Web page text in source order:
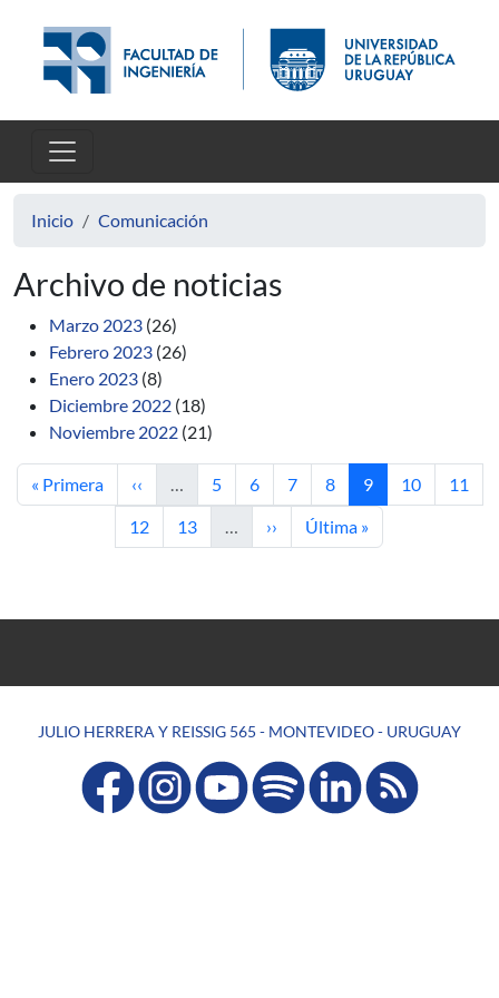
Inicio Comunicación
Archivo de noticias
Marzo 2023 (26)
Febrero 2023 (26)
Enero 2023 (8)
Diciembre 2022 (18)
Noviembre 2022 (21)
Primera página
« Primera Página anterior
‹‹ … Página
5 Página
6 Página
7 Página
8 Página actual
9 Página
10 Página
11
Página
12 Página
13 … Siguiente página
›› Última página
Última »
JULIO HERRERA Y REISSIG 565 - MONTEVIDEO - URUGUAY